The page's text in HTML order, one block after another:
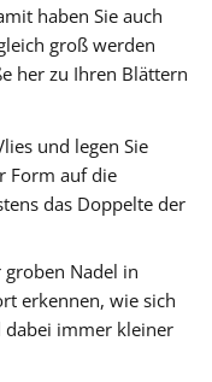
haben Sie auch
groß werden
her zu Ihren Blättern
und legen Sie
Form auf die
das Doppelte der
Nadel in
erkennen, wie sich
immer kleiner